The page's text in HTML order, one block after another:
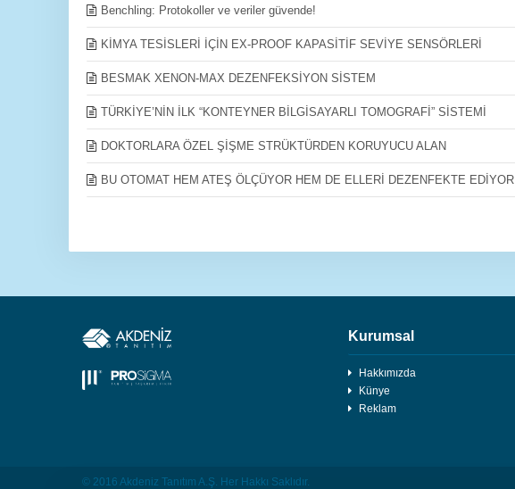
Benchling: Protokoller ve veriler güvende!
KİMYA TESİSLERİ İÇİN EX-PROOF KAPASİTİF SEVİYE SENSÖRLERİ
BESMAK XENON-MAX DEZENFEKSİYON SİSTEM
TÜRKİYE’NİN İLK “KONTEYNER BİLGİSAYARLI TOMOGRAFİ” SİSTEMİ
DOKTORLARA ÖZEL ŞİŞME STRÜKTÜRDEN KORUYUCU ALAN
BU OTOMAT HEM ATEŞ ÖLÇÜYOR HEM DE ELLERİ DEZENFEKTE EDİYOR
Kurumsal
Hakkımızda
Künye
Reklam
© 2016 Akdeniz Tanıtım A.Ş. Her Hakkı Saklıdır.